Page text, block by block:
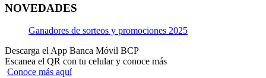
NOVEDADES
Ganadores de sorteos y promociones 2025
Descarga el App Banca Móvil BCP
Escanea el QR con tu celular y conoce más
Conoce más aquí